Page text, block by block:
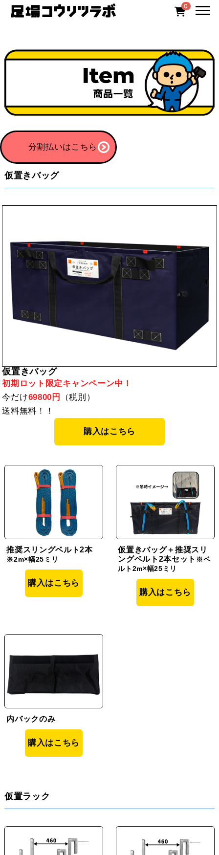
0
分割払いはこちら
仮置きバッグ
仮置きバッグ
初期ロット限定キャンペーン中！
今だけ69800円
（税別）
送料無料！！
購入はこちら
推奨スリングベルト2本
※2m×幅25ミリ
購入はこちら
仮置きバッグ＋推奨スリ
ングベルト2本セット ※ベ
ルト2m×幅25ミリ
購入はこちら
内バックのみ
購入はこちら
仮置ラック